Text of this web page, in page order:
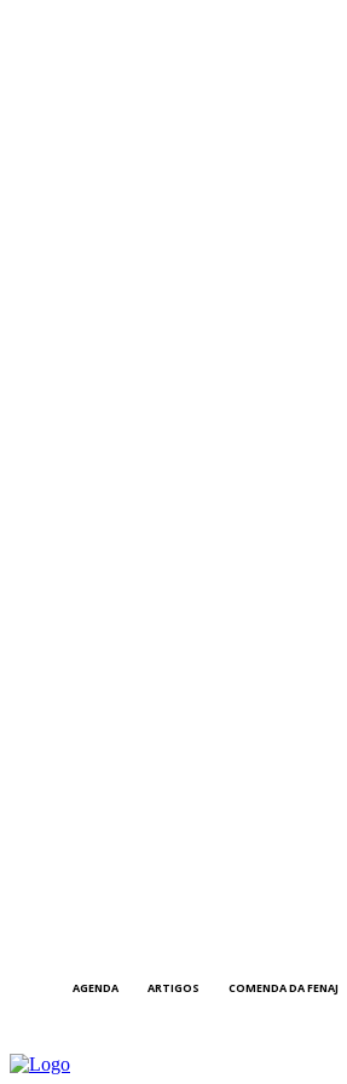
AGENDA ARTIGOS COMENDA DA FENAJ